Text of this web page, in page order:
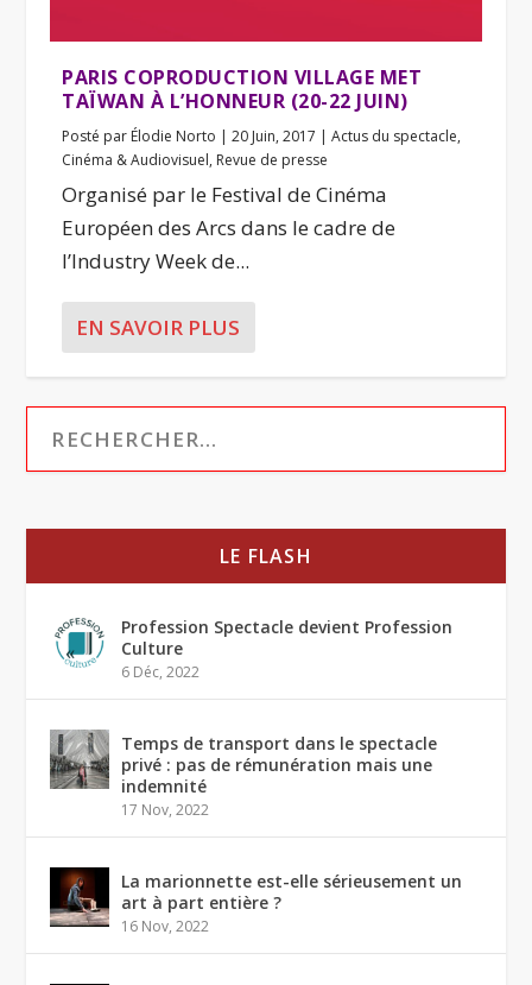
PARIS COPRODUCTION VILLAGE MET
TAÏWAN À L’HONNEUR (20-22 JUIN)
Posté par Élodie Norto |20 Juin, 2017 |Actus du spectacle,
Cinéma & Audiovisuel, Revue de presse
Organisé par le Festival de Cinéma
Européen des Arcs dans le cadre de
l’Industry Week de...
EN SAVOIR PLUS
LE FLASH
Profession Spectacle devient Profession
Culture
6 Déc, 2022
Temps de transport dans le spectacle
privé : pas de rémunération mais une
indemnité
17 Nov, 2022
La marionnette est-elle sérieusement un
art à part entière ?
16 Nov, 2022